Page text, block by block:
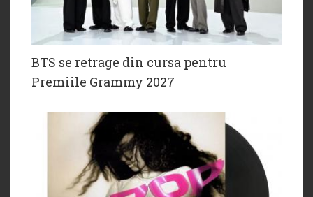
BTS se retrage din cursa pentru
Premiile Grammy 2027